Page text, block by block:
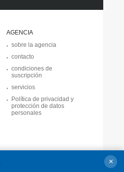
AGENCIA
sobre la agencia
contacto
condiciones de
suscripción
servicios
Política de privacidad y
protección de datos
personales
×